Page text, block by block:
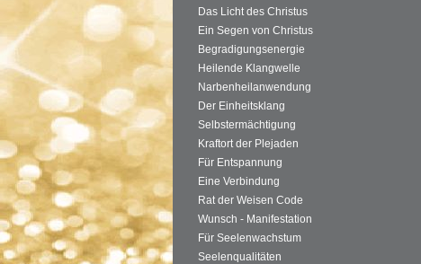
Das Licht des Christus
Ein Segen von Christus
Begradigungsenergie
Heilende Klangwelle
Narbenheilanwendung
Der Einheitsklang
Selbstermächtigung
Kraftort der Plejaden
Für Entspannung
Eine Verbindung
Rat der Weisen Code
Wunsch - Manifestation
Für Seelenwachstum
Seelenqualitäten